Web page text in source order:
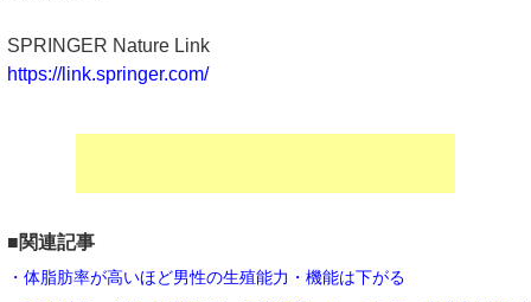
SPRINGER Nature Link
https://link.springer.com/
■関連記事
・体脂肪率が高いほど男性の生殖能力・機能は下がる